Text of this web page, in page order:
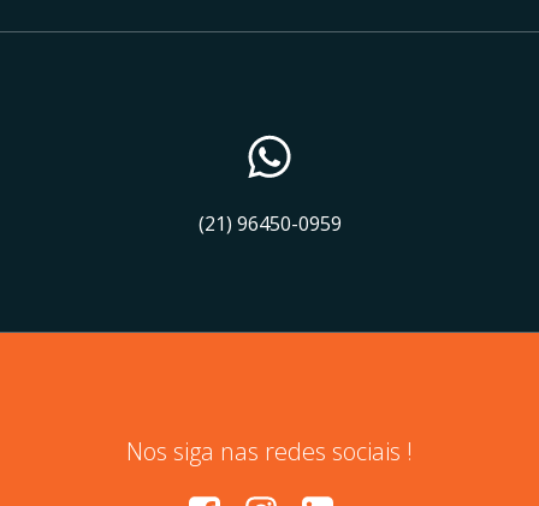
(21) 96450-0959
Nos siga nas redes sociais !